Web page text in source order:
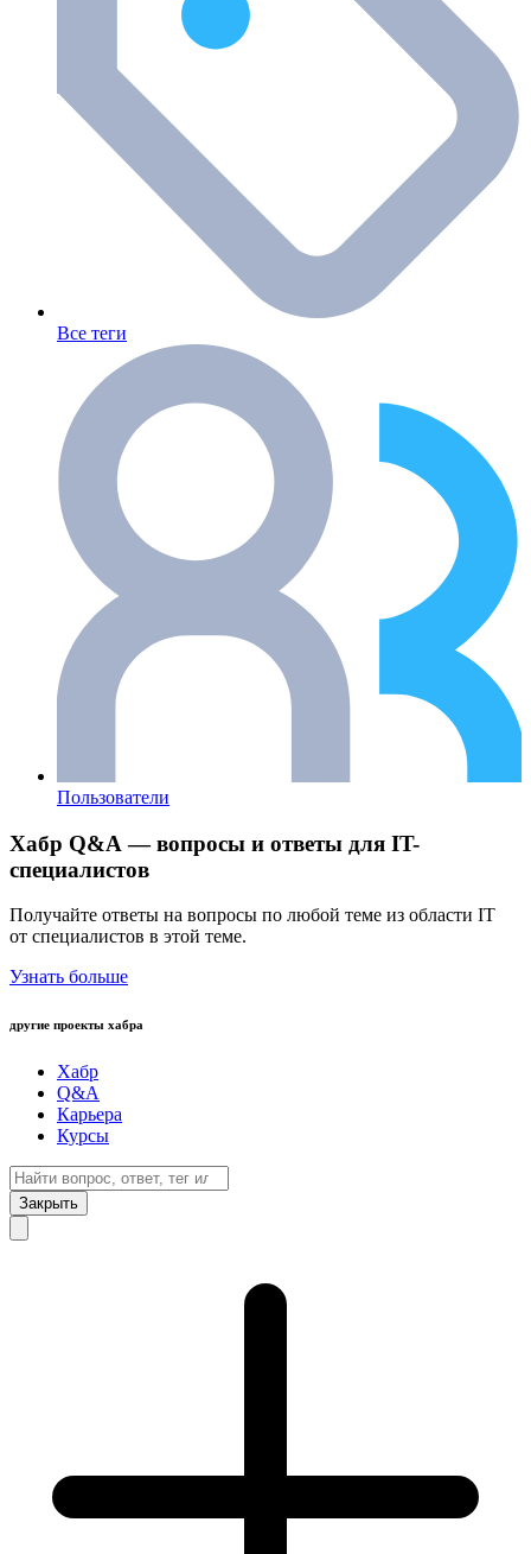
Все теги
Пользователи
Хабр Q&A — вопросы и ответы для IT-
специалистов
Получайте ответы на вопросы по любой теме из области IT
от специалистов в этой теме.
Узнать больше
другие проекты хабра
Хабр
Q&A
Карьера
Курсы
Закрыть